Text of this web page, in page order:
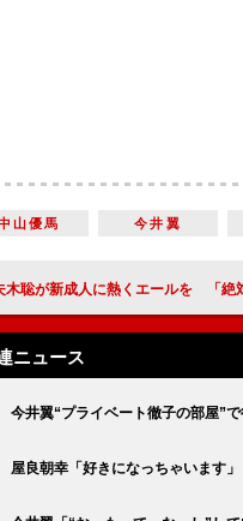
山優馬 今井翼
聡が新成人に熱くエールを 「絶対諦めない
ニュース
今井翼“プライベート徹子の部屋”
屋良朝幸「好きになっちゃいます